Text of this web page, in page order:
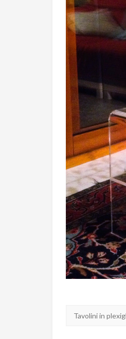
Tags:Tavolini in